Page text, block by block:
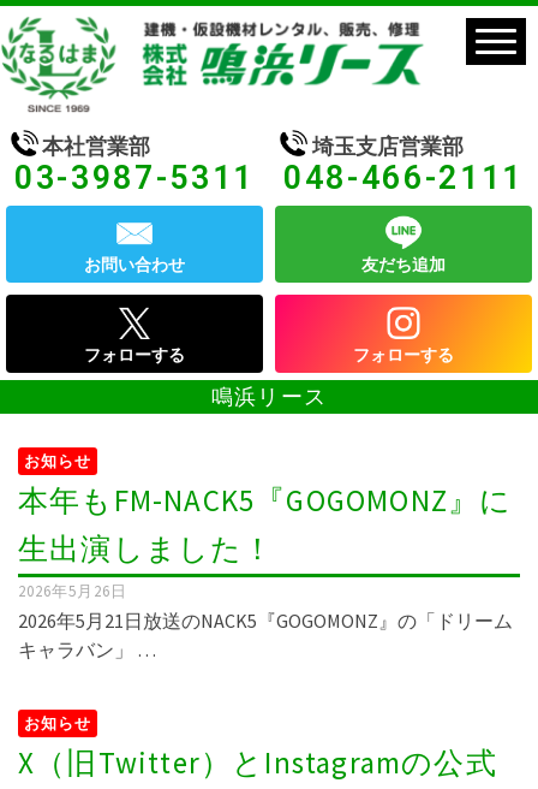
本社営業部
03-3987-5311
埼玉支店営業部
048-466-2111
お問い合わせ 友だち追加
フォローする フォローする
鳴浜リース
お知らせ
本年もFM-NACK5『GOGOMONZ』に
生出演しました！
2026年5月26日
2026年5月21日放送のNACK5『GOGOMONZ』の「ドリーム
キャラバン」 …
お知らせ
X（旧Twitter）とInstagramの公式